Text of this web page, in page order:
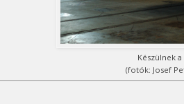
Készülnek
(fotók: Josef